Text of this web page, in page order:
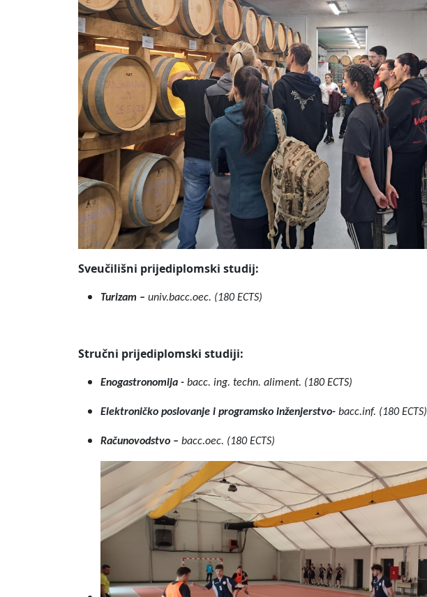
Sveučilišni prijediplomski studij:
Turizam – univ.bacc.oec. (180 ECTS)
Stručni prijediplomski studiji:
Enogastronomija - bacc. ing. techn. aliment. (180 ECTS)
Elektroničko poslovanje i programsko inženjerstvo- bacc.inf. (180 ECTS)
Računovodstvo – bacc.oec. (180 ECTS)